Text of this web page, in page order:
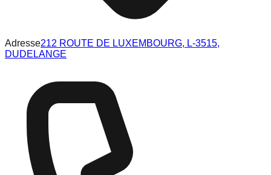
Adresse212 ROUTE DE LUXEMBOURG, L-3515,
DUDELANGE